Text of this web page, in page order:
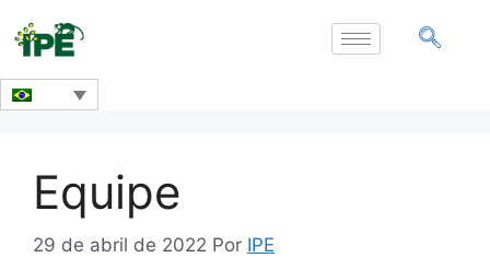
Equipe
29 de abril de 2022 Por IPE